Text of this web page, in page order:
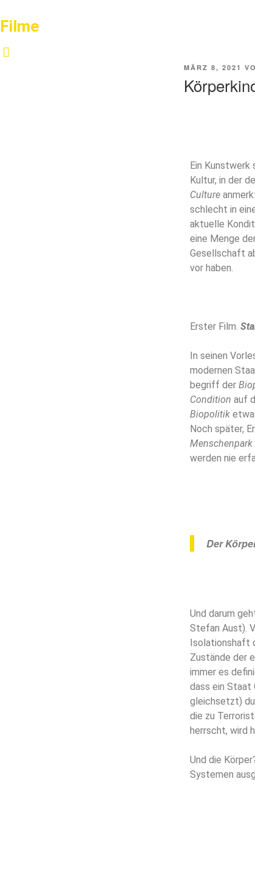
Filme
MÄRZ 8, 2021
Ein
Kultur, in der
Culture
schlecht in
aktuelle
eine Menge
Gesellschaft
vor haben.
Erster Film.
In seinen
modernen
begriff der
Condition auf
Biopolitik
Noch später,
Menschenpark
werden nie
Der
Und darum
Stefan Aust).
Isolationshaft
Zustände der
immer es
dass ein Staat
gleichsetzt)
die zu
herrscht, wird
Und die
Systemen